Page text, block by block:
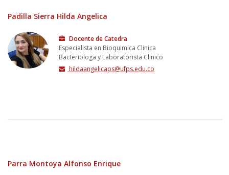
Padilla Sierra Hilda Angelica
Docente de Catedra
Especialista en Bioquimica Clinica
Bacteriologa y Laboratorista Clinico
hildaangelicaps@ufps.edu.co
Parra Montoya Alfonso Enrique